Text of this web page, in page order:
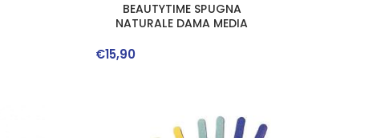
BEAUTYTIME SPUGNA
NATURALE DAMA MEDIA
€15,90